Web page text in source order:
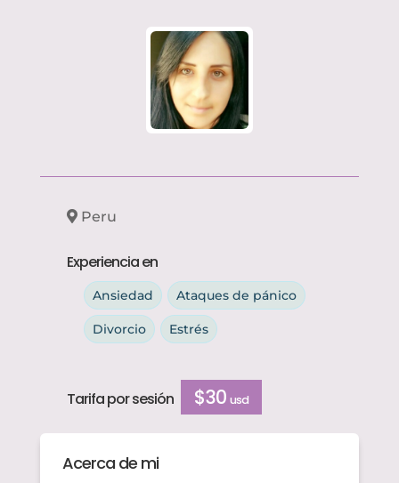
Peru
Experiencia en
Ansiedad Ataques de pánico
Divorcio Estrés
Tarifa por sesión $30 usd
Acerca de mi